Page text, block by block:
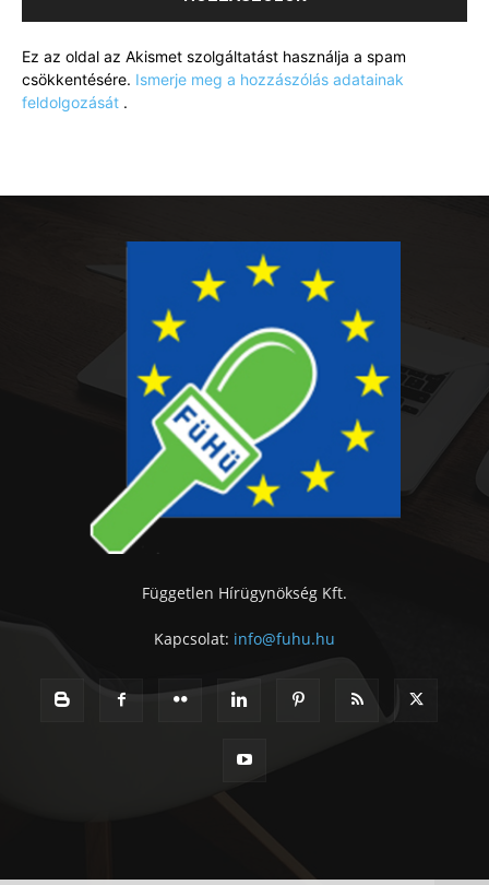
Ez az oldal az Akismet szolgáltatást használja a spam
csökkentésére. Ismerje meg a hozzászólás adatainak
feldolgozását .
Független Hírügynökség Kft.
Kapcsolat: info@fuhu.hu